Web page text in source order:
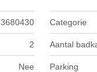
3680430 Categorie
2 Aantal
Nee Parking